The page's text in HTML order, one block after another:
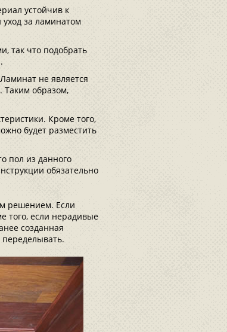
устойчив к
уход за ламинатом
так что подобрать
не является
Таким образом,
Кроме того,
будет разместить
пол из данного
обязательно
решением. Если
того, если нерадивые
созданная
переделывать.